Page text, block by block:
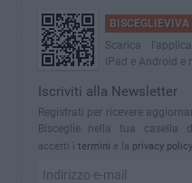
BISCEGLIEVIVA
Scarica
iPad e Android e
Iscriviti alla Newsletter
Registrati per ricevere
Bisceglie nella tua casella
accetti i termini e la privacy policy